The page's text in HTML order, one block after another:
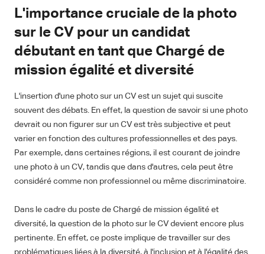
L'importance cruciale de la photo
sur le CV pour un candidat
débutant en tant que Chargé de
mission égalité et diversité
L'insertion d'une photo sur un CV est un sujet qui suscite
souvent des débats. En effet, la question de savoir si une photo
devrait ou non figurer sur un CV est très subjective et peut
varier en fonction des cultures professionnelles et des pays.
Par exemple, dans certaines régions, il est courant de joindre
une photo à un CV, tandis que dans d'autres, cela peut être
considéré comme non professionnel ou même discriminatoire.
Dans le cadre du poste de Chargé de mission égalité et
diversité, la question de la photo sur le CV devient encore plus
pertinente. En effet, ce poste implique de travailler sur des